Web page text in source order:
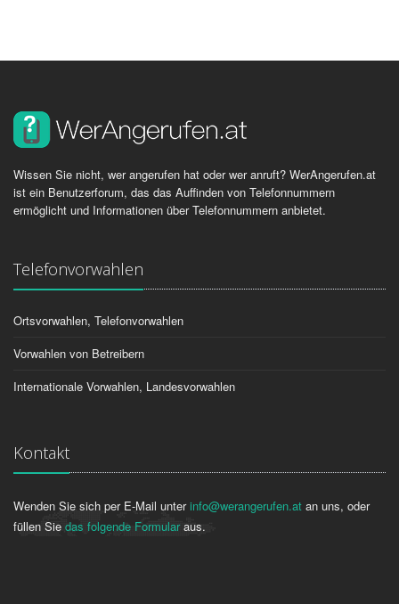
Wissen Sie nicht, wer angerufen hat oder wer anruft? WerAngerufen.at
ist ein Benutzerforum, das das Auffinden von Telefonnummern
ermöglicht und Informationen über Telefonnummern anbietet.
Telefonvorwahlen
Ortsvorwahlen, Telefonvorwahlen
Vorwahlen von Betreibern
Internationale Vorwahlen, Landesvorwahlen
Kontakt
Wenden Sie sich per E-Mail unterinfo@werangerufen.at an uns, oder
füllen Sie das folgende Formularaus.